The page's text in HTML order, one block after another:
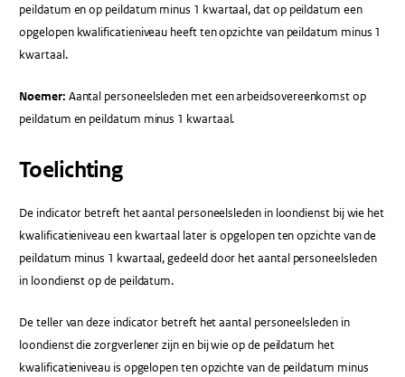
peildatum en op peildatum minus 1 kwartaal, dat op peildatum een
opgelopen kwalificatieniveau heeft ten opzichte van peildatum minus 1
kwartaal.
Noemer: Aantal personeelsleden met een arbeidsovereenkomst op
peildatum en peildatum minus 1 kwartaal.
Toelichting
De indicator betreft het aantal personeelsleden in loondienst bij wie het
kwalificatieniveau een kwartaal later is opgelopen ten opzichte van de
peildatum minus 1 kwartaal, gedeeld door het aantal personeelsleden
in loondienst op de peildatum.
De teller van deze indicator betreft het aantal personeelsleden in
loondienst die zorgverlener zijn en bij wie op de peildatum het
kwalificatieniveau is opgelopen ten opzichte van de peildatum minus